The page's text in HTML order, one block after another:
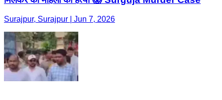
Surajpur, Surajpur | Jun 7, 2026